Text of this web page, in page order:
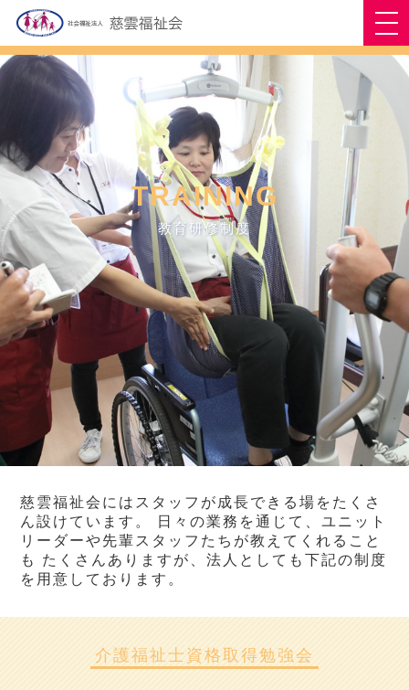
TRAINING
教育研修制度
慈雲福祉会にはスタッフが成長できる場をたくさ
ん設けています。
日々の業務を通じて、ユニット
リーダーや先輩スタッフたちが教えてくれること
も たくさんありますが、法人としても下記の制度
を用意しております。
介護福祉士資格取得勉強会